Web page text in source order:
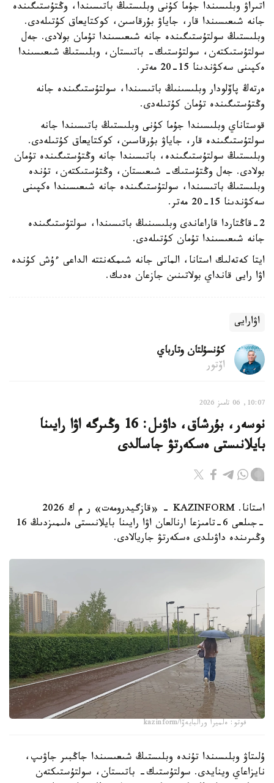
اتىراۋ وبلىسىندا جۇما كۇنى وبلىستىڭ باتىسىندا، وڭتۇستىگىندە
جانە شىعىسىندا قار، جاياۋ بۇرقاسىن، كوكتايعاق كۇتىلەدى.
وبلىستىڭ سولتۇستىگىندە جانە شىعىسىندا تۇمان بولادى. جەل
سولتۇستىكتەن، سولتۇستىك- باتىستان، وبلىستىڭ شىعىسىندا
ەكپىنى سەكۋندىنا 15-20 مەتر.
ەرتەڭ پاۆلودار وبلىسىنىڭ باتىسىندا، سولتۇستىگىندە جانە
وڭتۇستىگىندە تۇمان كۇتىلەدى.
قوستاناي وبلىسىندا جۇما كۇنى وبلىستىڭ باتىسىندا جانە
سولتۇستىگىندە قار، جاياۋ بۇرقاسىن، كوكتايعاق كۇتىلەدى.
وبلىستىڭ سولتۇستىگىندە، باتىسىندا جانە وڭتۇستىگىندە تۇمان
بولادى. جەل وڭتۇستىك- شىعىستان، وڭتۇستىكتەن، تۇندە
وبلىستىڭ باتىسىندا، سولتۇستىگىندە جانە شىعىسىندا ەكپىنى
سەكۋندىنا 15-20 مەتر.
2-قاڭتاردا قاراعاندى وبلىسىنىڭ باتىسىندا، سولتۇستىگىندە
جانە شىعىسىندا تۇمان كۇتىلەدى.
ايتا كەتەلىك استانا، الماتى جانە شىمكەنتتە الداعى ءۇش كۇندە
اۋا رايى قانداي بولاتىنىن جازعان ەدىك.
اۋارايى
كۇنسۇلتان وتارباي
اۆتور
10:07, 06 تامىز 2026
نوسەر، بۇرشاق، داۋىل: 16 وڭىرگە اۋا رايىنا
بايلانىستى ەسكەرتۋ جاسالدى
استانا. KAZINFORM - «قازگيدرومەت» ر م ك 2026
-جىلعى 6-تامىزعا ارنالعان اۋا رايىنا بايلانىستى ەلىمىزدىڭ 16
وڭىرىندە داۋىلدى ەسكەرتۋ جاريالادى.
فوتو: ەلميرا ورالبايەۆا/kazinform
ۇلىتاۋ وبلىسىندا تۇندە وبلىستىڭ شىعىسىندا جاڭبىر جاۋىپ،
نايزاعاي وينايدى. سولتۇستىك- باتىستان، سولتۇستىكتەن